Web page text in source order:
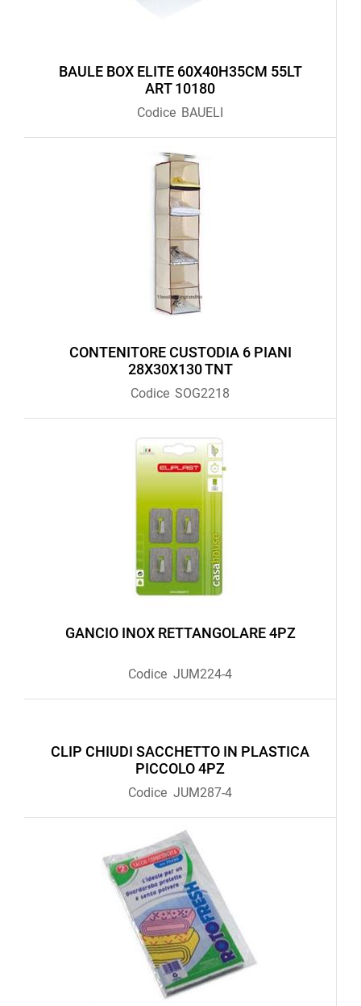
BAULE BOX ELITE 60X40H35CM 55LT
ART 10180
Codice BAUELI
CONTENITORE CUSTODIA 6 PIANI
28X30X130 TNT
Codice SOG2218
GANCIO INOX RETTANGOLARE 4PZ
Codice JUM224-4
CLIP CHIUDI SACCHETTO IN PLASTICA
PICCOLO 4PZ
Codice JUM287-4